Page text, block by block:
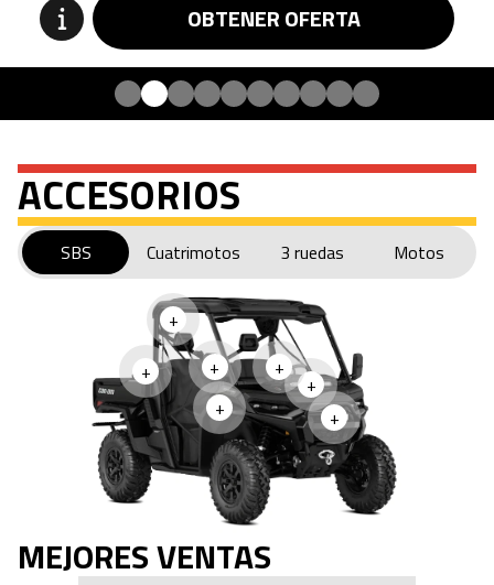
OBTENER OFERTA
ACCESORIOS
SBS Cuatrimotos 3 ruedas Motos
+
+
+
+
+
+ +
MEJORES VENTAS